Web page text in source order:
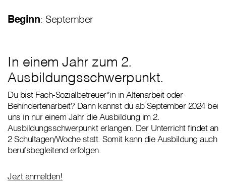
Beginn: September
In einem Jahr zum 2.
Ausbildungsschwerpunkt.
Du bist Fach-Sozialbetreuer*in in Altenarbeit oder
Behindertenarbeit? Dann kannst du ab September 2024 bei
uns in nur einem Jahr die Ausbildung im 2.
Ausbildungsschwerpunkt erlangen. Der Unterricht findet an
2 Schultagen/Woche statt. Somit kann die Ausbildung auch
berufsbegleitend erfolgen.
Jezt anmelden!